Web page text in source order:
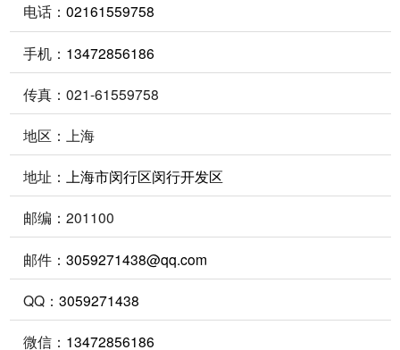
电话：02161559758
手机： 13472856186
传真：021-61559758
地区：上海
地址： 上海市闵行区闵行开发区
邮编：201100
邮件：3059271438@qq.com
QQ：3059271438
微信： 13472856186